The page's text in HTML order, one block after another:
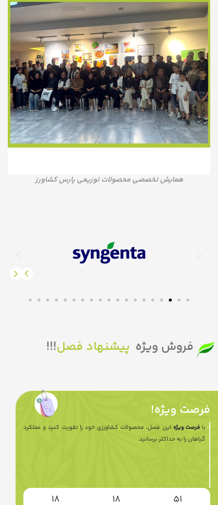
همایش تخصصی محصولات توزیعی پارس کشاورز
فروش ویژه پیشنهاد فصل!!!
فرصت ویژه!
بافرصت ویژه این فصل، محصولات کشاورزی خود را تقویت کنید و عملکرد
گیاهان را به حداکثر برسانید.
18 18 50